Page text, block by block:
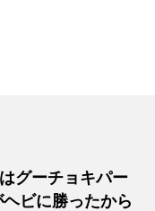
グーチョキパー
ビに勝ったから